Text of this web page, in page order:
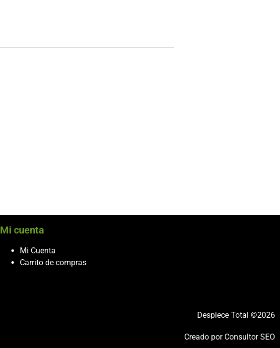
Mi cuenta
Mi Cuenta
Carrito de compras
Despiece Total ©2026
Creado por Consultor SEO